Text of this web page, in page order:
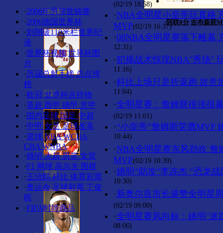
·阿联8分 吉布森获
詹姆斯
科比
韦德
·2006年男篮世锦赛
·2006德国世界杯
·刘翔破110米栏世界纪
录
·世界杯视频 世界杯图
片
·历届总射手榜 总点球
榜
·欧冠 世界杯吉祥物
·英超 西甲 德甲 意甲
· 国内足球国足中超
·中甲 女足足球改革
·篮球 NBAWCBA
CBA WNBA
·姚明大超男篮女篮
·F1 网球 高尔夫 围棋
·王治郅科比 体育彩票
·奥运会 足球彩票 丁俊
晖
·FIFA时尚商品
(02/19 18:58)
·NBA全明星小皇帝玩真格
MVP(02/19 16:37)
·08NBA全明星赛落下帷幕
12:31)
·犯规战术惊现NBA"秀场"
11:16)
·科比上场只是折返跑 故意
11:04)
·全明星赛：詹姆斯很强很
(02/19 11:01)
·“小皇帝”詹姆斯荣膺MVP
10:44)
·NBA全明星赛东风劲吹 詹
MVP(02/19 10:39)
·姚明“助攻”李连杰 “恐龙
10:30)
·新奥尔良市长盛赞全明星
(02/19 09:00)
·全明星赛风向标：姚明"迷
08:06)